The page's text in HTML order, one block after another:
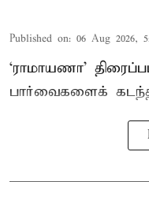
Published on: 06 Aug 2026,
‘ராமாயணா’
பார்வைகளைக்